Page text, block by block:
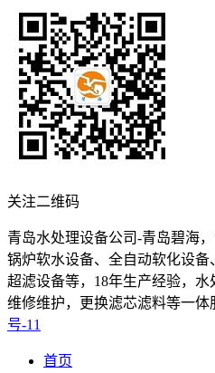
关注二维码
青岛水处理设备公司-青岛碧海
锅炉软水设备、全自动软化设备
超滤设备等，18年生产经验，水
维修维护，更换滤芯滤料等一
号-11
首页